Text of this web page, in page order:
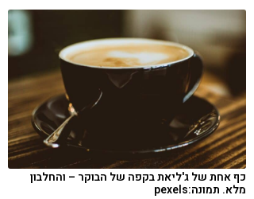
כף אחת של ג'ליאת בקפה של הבוקר – והחלבון
מלא. תמונה:pexels